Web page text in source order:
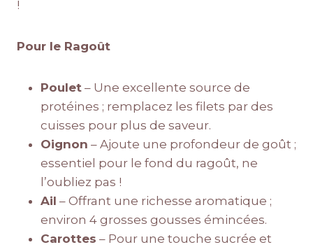
!
Pour le Ragoût
Poulet – Une excellente source de
protéines ; remplacez les filets par des
cuisses pour plus de saveur.
Oignon – Ajoute une profondeur de goût ;
essentiel pour le fond du ragoût, ne
l’oubliez pas !
Ail – Offrant une richesse aromatique ;
environ 4 grosses gousses émincées.
Carottes – Pour une touche sucrée et